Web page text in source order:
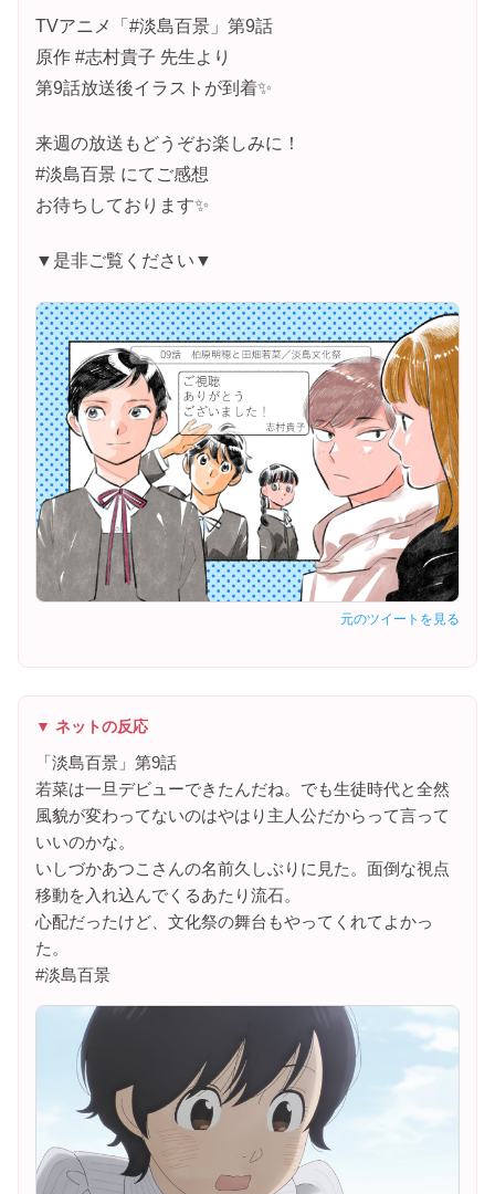
TVアニメ「#淡島百景」第9話
原作 #志村貴子 先生より
第9話放送後イラストが到着✨
来週の放送もどうぞお楽しみに！
#淡島百景 にてご感想
お待ちしております✨
▼是非ご覧ください▼
元のツイートを見る
▼ ネットの反応
「淡島百景」第9話
若菜は一旦デビューできたんだね。でも生徒時代と全然
風貌が変わってないのはやはり主人公だからって言って
いいのかな。
いしづかあつこさんの名前久しぶりに見た。面倒な視点
移動を入れ込んでくるあたり流石。
心配だったけど、文化祭の舞台もやってくれてよかっ
た。
#淡島百景